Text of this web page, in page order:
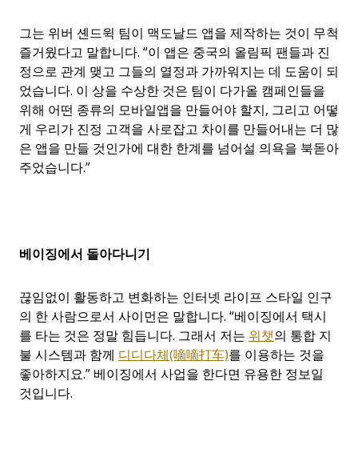
그는 위버 셴드윅 팀이 맥도날드 앱을 제작하는 것이 무척
즐거웠다고 말합니다. “이 앱은 중국의 올림픽 팬들과 진
정으로 관계 맺고 그들의 열정과 가까워지는 데 도움이 되
었습니다. 이 상을 수상한 것은 팀이 다가올 캠페인들을
위해 어떤 종류의 모바일앱을 만들어야 할지, 그리고 어떻
게 우리가 진정 고객을 사로잡고 차이를 만들어내는 더 많
은 앱을 만들 것인가에 대한 한계를 넘어설 의욕을 북돋아
주었습니다.”
베이징에서 돌아다니기
끊임없이 활동하고 변화하는 인터넷 라이프 스타일 인구
의 한 사람으로서 사이먼은 말합니다. “베이징에서 택시
를 타는 것은 정말 힘듭니다. 그래서 저는 위챗의 통합 지
불 시스템과 함께 디디다체(嘀嘀打车)를 이용하는 것을
좋아하지요.” 베이징에서 사업을 한다면 유용한 정보일
것입니다.